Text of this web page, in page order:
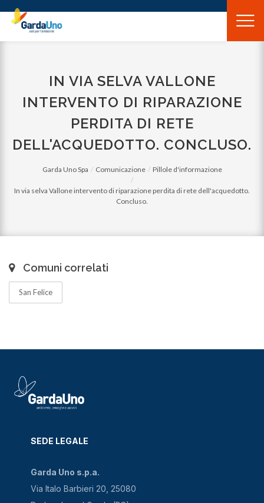
Gardauno
Spa
IN VIA SELVA VALLONE
INTERVENTO DI RIPARAZIONE
PERDITA DI RETE
DELL'ACQUEDOTTO. CONCLUSO.
Garda Uno Spa Comunicazione Pillole d'informazione
In via selva Vallone intervento di riparazione perdita di rete dell'acquedotto.
Concluso.
Comuni correlati
San Felice
SEDE LEGALE
Garda Uno s.p.a.
Via Italo Barbieri 20, 25080